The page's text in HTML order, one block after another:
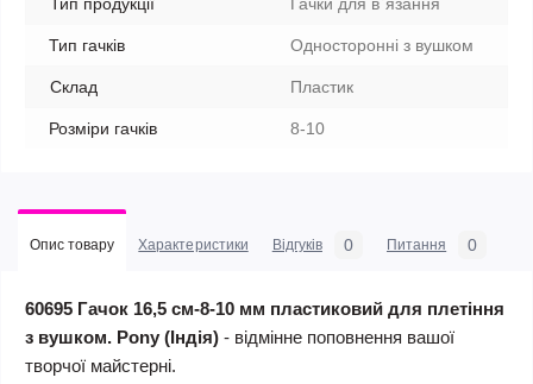
Тип гачків Односторонні з вушком
Склад Пластик
Розміри гачків 8-10
Опис товару Характеристики Відгуків 0 Питання 0
60695 Гачок 16,5 см-8-10 мм пластиковий для плетіння
з вушком. Pony (Індія) - відмінне поповнення вашої
творчої майстерні.